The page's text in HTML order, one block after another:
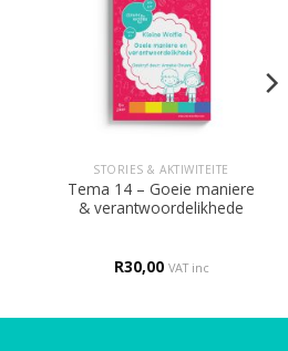
STORIES & AKTIWITEITE
Tema 14 – Goeie maniere
& verantwoordelikhede
R30,00 VAT inc